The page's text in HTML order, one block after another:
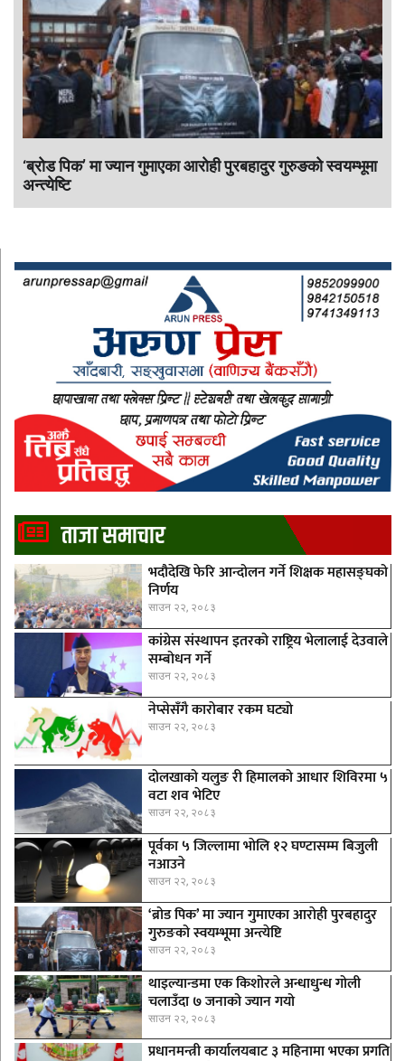
‘ब्रोड पिक’ मा ज्यान गुमाएका आराेही पुरबहादुर गुरुङको स्वयम्भूमा
अन्त्येष्टि
ताजा समाचार
भदौदेखि फेरि आन्दोलन गर्ने शिक्षक महासङ्घको
निर्णय
साउन २२, २०८३
कांग्रेस संस्थापन इतरको राष्ट्रिय भेलालाई देउवाले
सम्बोधन गर्ने
साउन २२, २०८३
नेप्सेसँगै काराेबार रकम घट्याे
साउन २२, २०८३
दोलखाको यलुङ री हिमालको आधार शिविरमा ५
वटा शव भेटिए
साउन २२, २०८३
पूर्वका ५ जिल्लामा भाेलि १२ घण्टासम्म बिजुली
नआउने
साउन २२, २०८३
‘ब्रोड पिक’ मा ज्यान गुमाएका आराेही पुरबहादुर
गुरुङको स्वयम्भूमा अन्त्येष्टि
साउन २२, २०८३
थाइल्यान्डमा एक किशोरले अन्धाधुन्ध गोली
चलाउँदा ७ जनाको ज्यान गयो
साउन २२, २०८३
प्रधानमन्त्री कार्यालयबाट ३ महिनामा भएका प्रगति